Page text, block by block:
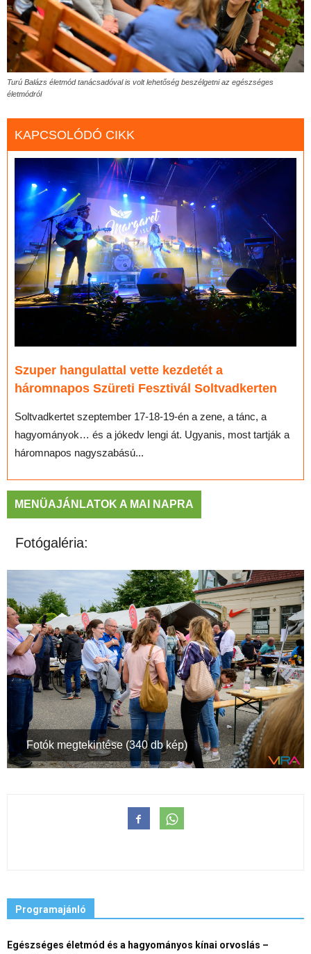
Turú Balázs életmód tanácsadóval is volt lehetőség beszélgetni az egészséges
életmódról
KAPCSOLÓDÓ CIKK
Szuper hangulattal vette kezdetét a
háromnapos Szüreti Fesztivál Soltvadkerten
Soltvadkertet szeptember 17-18-19-én a zene, a tánc, a
hagyományok… és a jókedv lengi át. Ugyanis, most tartják a
háromnapos nagyszabású...
MENÜAJÁNLATOK A MAI NAPRA
Fotógaléria:
Fotók megtekintése (340 db kép)
Programajánló
Egészséges életmód és a hagyományos kínai orvoslás –